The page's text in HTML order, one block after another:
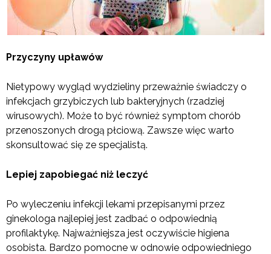
Przyczyny upławów
Nietypowy wygląd wydzieliny przeważnie świadczy o
infekcjach grzybiczych lub bakteryjnych (rzadziej
wirusowych). Może to być również symptom chorób
przenoszonych drogą płciową. Zawsze więc warto
skonsultować się ze specjalistą.
Lepiej zapobiegać niż leczyć
Po wyleczeniu infekcji lekami przepisanymi przez
ginekologa najlepiej jest zadbać o odpowiednią
profilaktykę. Najważniejsza jest oczywiście higiena
osobista. Bardzo pomocne w odnowie odpowiedniego